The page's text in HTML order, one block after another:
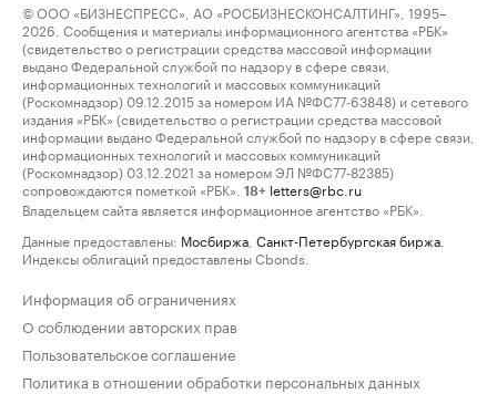
© ООО «БИЗНЕСПРЕСС», АО «РОСБИЗНЕСКОНСАЛТИНГ», 1995–
2026. Сообщения и материалы информационного агентства «РБК»
(свидетельство о регистрации средства массовой информации
выдано Федеральной службой по надзору в сфере связи,
информационных технологий и массовых коммуникаций
(Роскомнадзор) 09.12.2015 за номером ИА №ФС77-63848) и сетевого
издания «РБК» (свидетельство о регистрации средства массовой
информации выдано Федеральной службой по надзору в сфере связи,
информационных технологий и массовых коммуникаций
(Роскомнадзор) 03.12.2021 за номером ЭЛ №ФС77-82385)
сопровождаются пометкой «РБК».
18+ letters@rbc.ru
Владельцем сайта является информационное агентство «РБК».
Данные предоставлены: Мосбиржа Санкт-Петербургская биржа
Индексы облигаций предоставлены Cbonds.
Информация об ограничениях
О соблюдении авторских прав
Пользовательское соглашение
Политика в отношении обработки персональных данных